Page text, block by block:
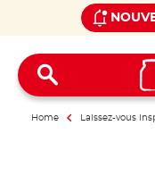
Home Laissez-vous